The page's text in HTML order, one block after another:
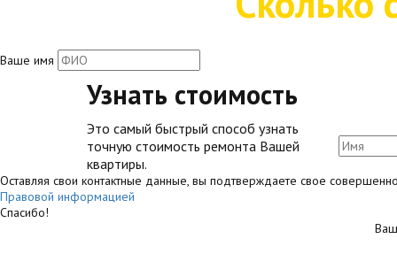
Ваше имя
Узнать стоимость
Это самый быстрый способ узнать
точную стоимость ремонта Вашей
квартиры.
Оставляя свои контактные данные, вы подтверждаете свое
Правовой информацией
Спасибо!